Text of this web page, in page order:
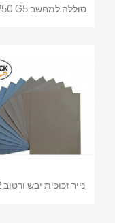
סוללה למחשב HP 250 G5
נייר זכוכית יבש ורטוב 12יח